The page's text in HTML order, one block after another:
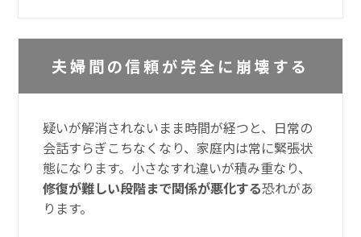
夫婦間の信頼が完全に崩壊する
疑いが解消されないまま時間が経つと、日常の
会話すらぎこちなくなり、家庭内は常に緊張状
態になります。小さなすれ違いが積み重なり、
修復が難しい段階まで関係が悪化する恐れがあ
ります。